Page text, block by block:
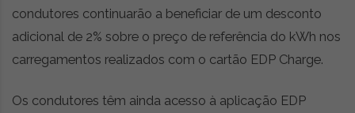
condutores continuarão a beneficiar de um desconto
adicional de 2% sobre o preço de referência do kWh nos
carregamentos realizados com o cartão EDP Charge.
Os condutores têm ainda acesso à aplicação EDP